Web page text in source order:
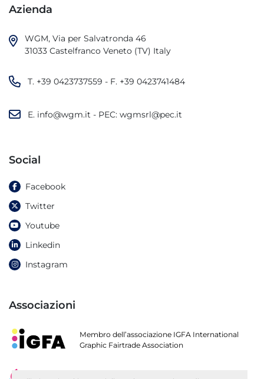
Azienda
WGM, Via per Salvatronda 46
31033 Castelfranco Veneto (TV) Italy
T. +39 0423737559 - F. +39 0423741484
E. info@wgm.it - PEC: wgmsrl@pec.it
Social
Facebook
Twitter
Youtube
Linkedin
Instagram
Associazioni
Membro dell’associazione IGFA International
Graphic Fairtrade Association